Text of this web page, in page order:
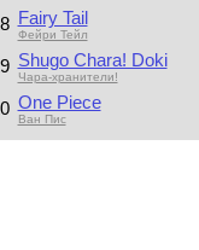
Fairy Tail
Фейри Тейл
Shugo Chara! Doki
Чара-хранители!
One Piece
Ван Пис